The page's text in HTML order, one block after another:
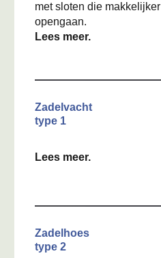
met sloten die makkelijker
opengaan.
Lees meer.
Zadelvacht
type 1
Lees meer.
Zadelhoes
type 2